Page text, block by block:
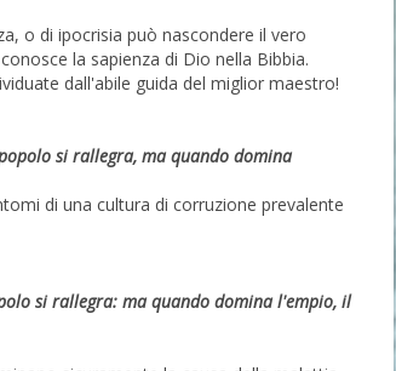
o di ipocrisia può nascondere il vero
la sapienza di Dio nella Bibbia.
dall'abile guida del miglior maestro!
si rallegra, ma quando domina
di una cultura di corruzione prevalente
si rallegra: ma quando domina l'empio, il